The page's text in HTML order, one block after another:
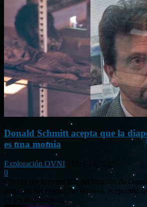
Donald Schmitt acepta que la
es una momia
Exploración OVNI
0
Circula por internet una declaración de
principal del evento Be Witness, aceptando
en las diapositivas...